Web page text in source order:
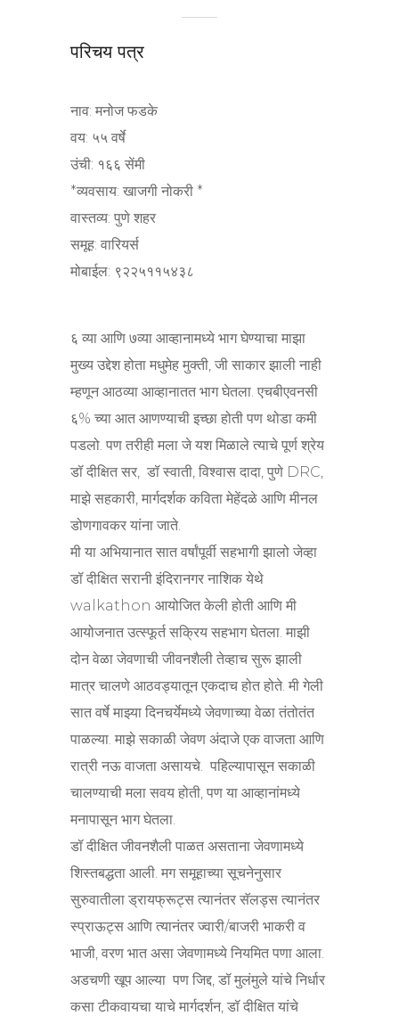
परिचय पत्र
नाव: मनोज फडके
वय: ५५ वर्षे
उंची: १६६ सेंमी
*व्यवसाय: खाजगी नोकरी *
वास्तव्य: पुणे शहर
समूह: वारियर्स
मोबाईल: ९२२५११५४३८
६ व्या आणि ७व्या आव्हानामध्ये भाग घेण्याचा माझा
मुख्य उद्देश होता मधुमेह मुक्ती, जी साकार झाली नाही
म्हणून आठव्या आव्हानातत भाग घेतला. एचबीएवनसी
६% च्या आत आणण्याची इच्छा होती पण थोडा कमी
पडलो. पण तरीही मला जे यश मिळाले त्याचे पूर्ण श्रेय
डॉ दीक्षित सर, डॉ स्वाती, विश्वास दादा, पुणे DRC,
माझे सहकारी, मार्गदर्शक कविता मेहेंदळे आणि मीनल
डोणगावकर यांना जाते.
मी या अभियानात सात वर्षांपूर्वी सहभागी झालो जेव्हा
डॉ दीक्षित सरानी इंदिरानगर नाशिक येथे
walkathon आयोजित केली होती आणि मी
आयोजनात उत्स्फूर्त सक्रिय सहभाग घेतला. माझी
दोन वेळा जेवणाची जीवनशैली तेव्हाच सुरू झाली
मात्र चालणे आठवड्यातून एकदाच होत होते. मी गेली
सात वर्षे माझ्या दिनचर्येमध्ये जेवणाच्या वेळा तंतोतंत
पाळल्या. माझे सकाळी जेवण अंदाजे एक वाजता आणि
रात्री नऊ वाजता असायचे. पहिल्यापासून सकाळी
चालण्याची मला सवय होती, पण या आव्हानांमध्ये
मनापासून भाग घेतला.
डॉ दीक्षित जीवनशैली पाळत असताना जेवणामध्ये
शिस्तबद्धता आली. मग समूहाच्या सूचनेनुसार
सुरुवातीला ड्रायफ्रूट्स त्यानंतर सॅलड्स त्यानंतर
स्प्राऊट्स आणि त्यानंतर ज्वारी/बाजरी भाकरी व
भाजी, वरण भात असा जेवणामध्ये नियमित पणा आला.
अडचणी खूप आल्या पण जिद्द, डॉ मुलंमुले यांचे निर्धार
कसा टीकवायचा याचे मार्गदर्शन, डॉ दीक्षित यांचे